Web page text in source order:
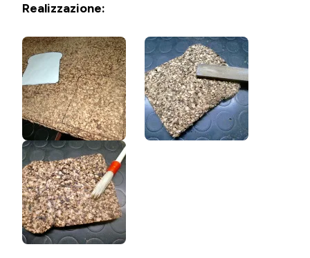
Realizzazione: